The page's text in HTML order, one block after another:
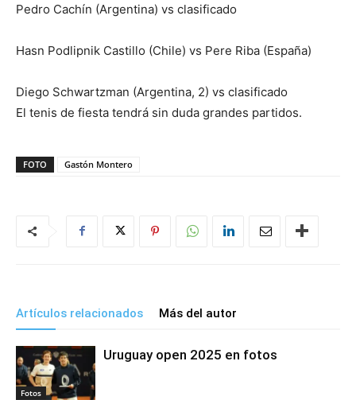
Pedro Cachín (Argentina) vs clasificado
Hasn Podlipnik Castillo (Chile) vs Pere Riba (España)
Diego Schwartzman (Argentina, 2) vs clasificado
El tenis de fiesta tendrá sin duda grandes partidos.
FOTO Gastón Montero
Artículos relacionados Más del autor
Fotos
Uruguay open 2025 en fotos